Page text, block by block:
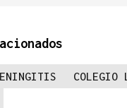
COLEGIO